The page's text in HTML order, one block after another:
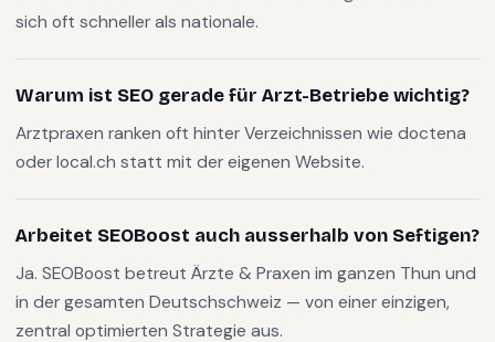
sich oft schneller als nationale.
Warum ist SEO gerade für Arzt-Betriebe wichtig?
Arztpraxen ranken oft hinter Verzeichnissen wie doctena
oder local.ch statt mit der eigenen Website.
Arbeitet SEOBoost auch ausserhalb von Seftigen?
Ja. SEOBoost betreut Ärzte & Praxen im ganzen Thun und
in der gesamten Deutschschweiz — von einer einzigen,
zentral optimierten Strategie aus.